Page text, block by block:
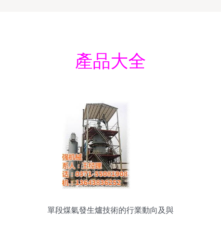
產品大全
單段煤氣發生爐技術的行業動向及與